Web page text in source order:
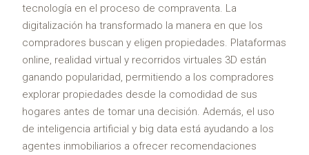
tecnología en el proceso de compraventa. La
digitalización ha transformado la manera en que los
compradores buscan y eligen propiedades. Plataformas
online, realidad virtual y recorridos virtuales 3D están
ganando popularidad, permitiendo a los compradores
explorar propiedades desde la comodidad de sus
hogares antes de tomar una decisión. Además, el uso
de inteligencia artificial y big data está ayudando a los
agentes inmobiliarios a ofrecer recomendaciones